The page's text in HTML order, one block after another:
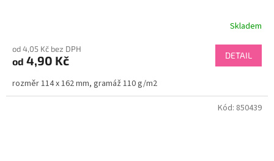
Skladem
od 4,05 Kč bez DPH
od 4,90 Kč DETAIL
rozměr 114 x 162 mm, gramáž 110 g/m2
Kód: 850439